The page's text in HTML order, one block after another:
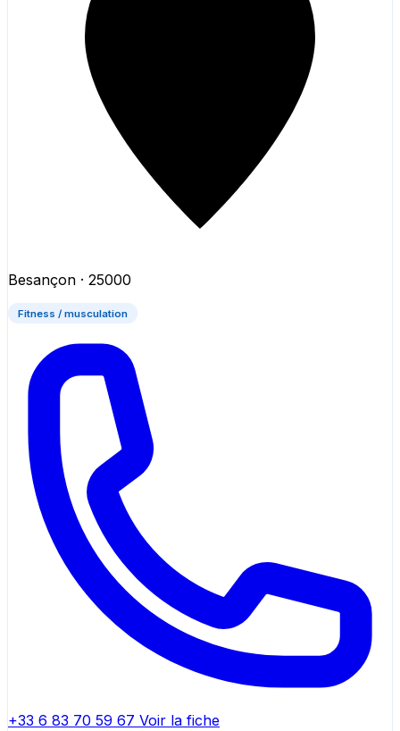
Besançon · 25000
Fitness / musculation
+33 6 83 70 59 67 Voir la fiche